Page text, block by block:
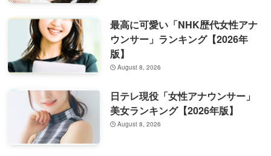
最高に可愛い「NHK歴代女性アナ
ウンサー」ランキング【2026年
版】
August 8, 2026
日テレ現役「女性アナウンサー」
美女ランキング【2026年版】
August 8, 2026